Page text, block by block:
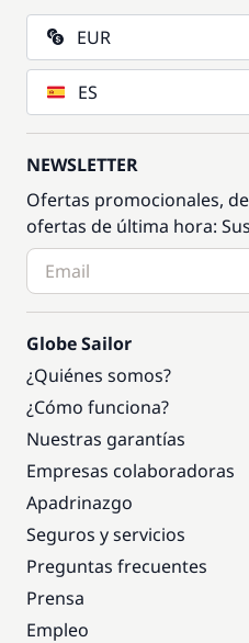
EUR
ES
NEWSLETTER
Ofertas promocionales,
ofertas de última hora:
Globe Sailor
¿Quiénes somos?
¿Cómo funciona?
Nuestras garantías
Empresas colaboradoras
Apadrinazgo
Seguros y servicios
Preguntas frecuentes
Prensa
Empleo